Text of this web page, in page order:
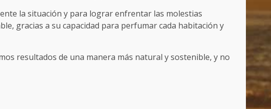
la situación y para lograr enfrentar las molestias
gracias a su capacidad para perfumar cada habitación y
resultados de una manera más natural y sostenible, y no